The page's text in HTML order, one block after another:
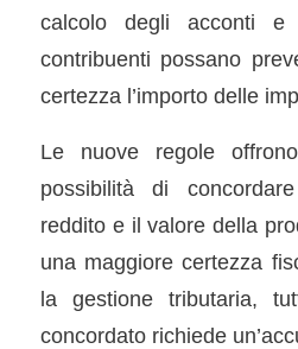
calcolo degli acconti
contribuenti possano
certezza l’importo delle
Le nuove regole
possibilità di
reddito e il valore della
una maggiore certezza
la gestione tributaria,
concordato richiede